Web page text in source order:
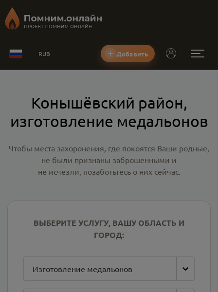
RUB Добавить
Конышёвский район,
изготовление медальонов
Чтобы места захоронения, где покоятся Ваши родные,
не были признаны заброшенными и
не исчезли, позаботьтесь о них сейчас.
ВЫБЕРИТЕ УСЛУГУ, ВАШУ ОБЛАСТЬ И
ГОРОД:
Изготовление медальонов